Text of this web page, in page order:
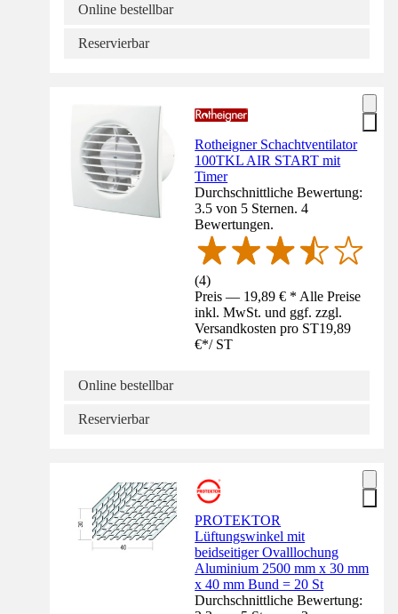
Online bestellbar
Reservierbar
Rotheigner Schachtventilator
100TKL AIR START mit
Timer
Durchschnittliche Bewertung:
3.5 von 5 Sternen. 4
Bewertungen.
(4)
Preis — 19,89 € * Alle Preise
inkl. MwSt. und ggf. zzgl.
Versandkosten pro ST19,89
€*/ ST
Online bestellbar
Reservierbar
PROTEKTOR
Lüftungswinkel mit
beidseitiger Ovalllochung
Aluminium 2500 mm x 30 mm
x 40 mm Bund = 20 St
Durchschnittliche Bewertung: